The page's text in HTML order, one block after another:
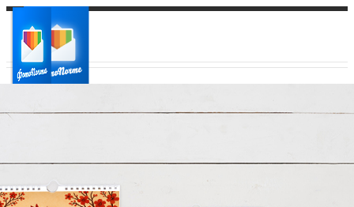
Ваш регион доставки
Выберите из списка: